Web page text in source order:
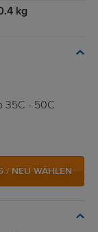
kg
35C - 50C
/ NEU WÄHLEN